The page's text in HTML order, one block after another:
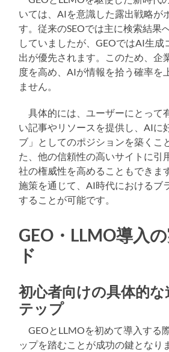
いては、AIを意識した露出戦略が
す。従来のSEOでは主に検索結果
していましたが、GEOではAI生成
出が優先されます。このため、企
度を高め、AIが情報を拾う確率を
ません。
具体的には、ユーザーにとって
い記事やリソースを提供し、AIに
ブ」としてのポジションを築くこ
た、他の信頼性の高いサイトに引
社の権威性を高めることもできま
施策を通じて、AI時代におけるブ
することが可能です。
GEO・LLMO導入
ド
初心者向けの具体的な
テップ
GEOとLLMOを初めて導入する
ップを踏むことが成功の鍵となり